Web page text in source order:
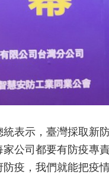
表示，臺灣採取新
公司都要有防疫專
疫，我們就能把疫